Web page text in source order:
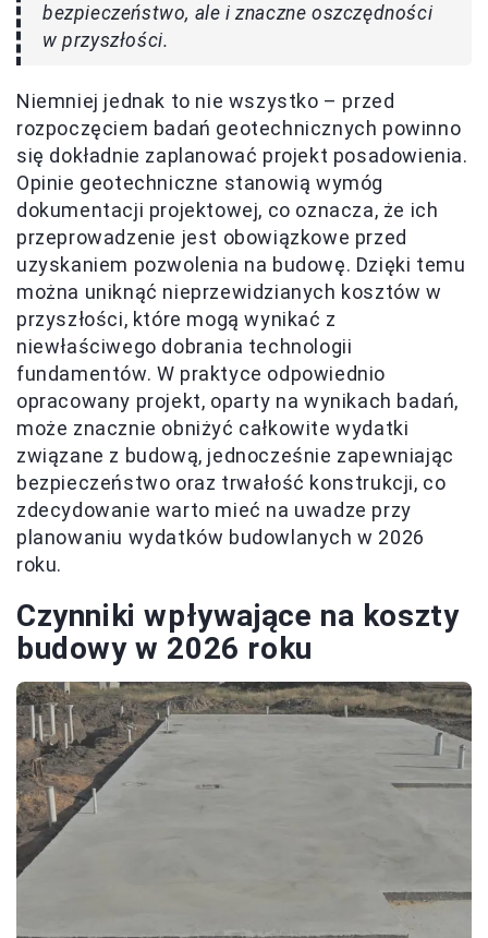
bezpieczeństwo, ale i znaczne oszczędności
w przyszłości.
Niemniej jednak to nie wszystko – przed
rozpoczęciem badań geotechnicznych powinno
się dokładnie zaplanować projekt posadowienia.
Opinie geotechniczne stanowią wymóg
dokumentacji projektowej, co oznacza, że ich
przeprowadzenie jest obowiązkowe przed
uzyskaniem pozwolenia na budowę. Dzięki temu
można uniknąć nieprzewidzianych kosztów w
przyszłości, które mogą wynikać z
niewłaściwego dobrania technologii
fundamentów. W praktyce odpowiednio
opracowany projekt, oparty na wynikach badań,
może znacznie obniżyć całkowite wydatki
związane z budową, jednocześnie zapewniając
bezpieczeństwo oraz trwałość konstrukcji, co
zdecydowanie warto mieć na uwadze przy
planowaniu wydatków budowlanych w 2026
roku.
Czynniki wpływające na koszty
budowy w 2026 roku